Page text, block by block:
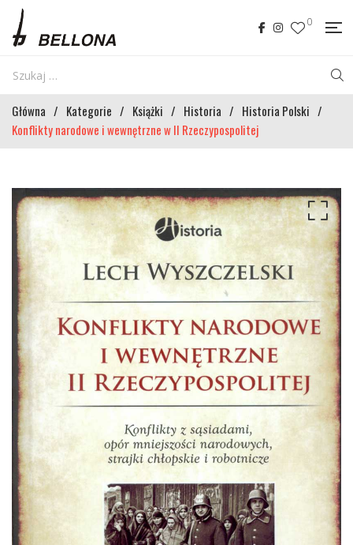
0
Główna / Kategorie / Książki / Historia / Historia Polski /
Konflikty narodowe i wewnętrzne w II Rzeczypospolitej